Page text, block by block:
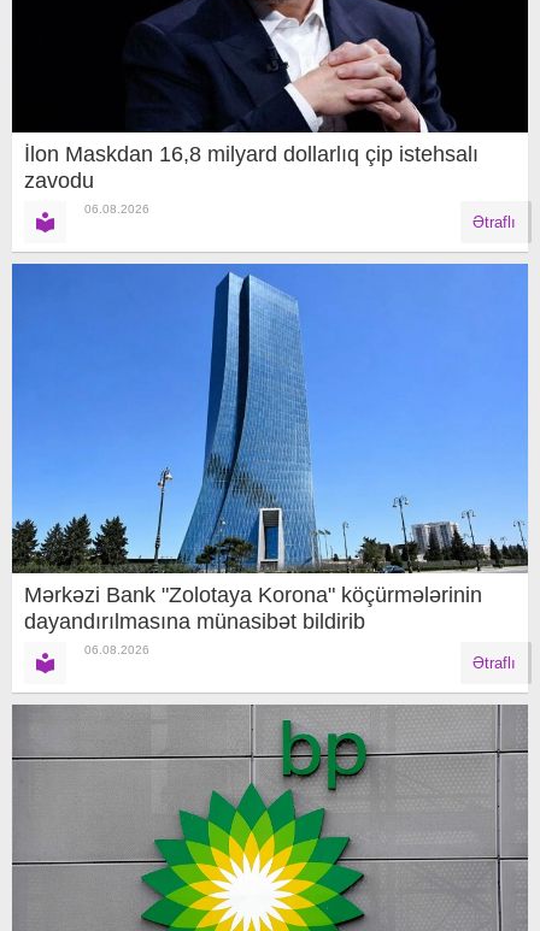
İlon Maskdan 16,8 milyard dollarlıq çip istehsalı
zavodu
06.08.2026
Ətraflı
Mərkəzi Bank "Zolotaya Korona" köçürmələrinin
dayandırılmasına münasibət bildirib
06.08.2026
Ətraflı